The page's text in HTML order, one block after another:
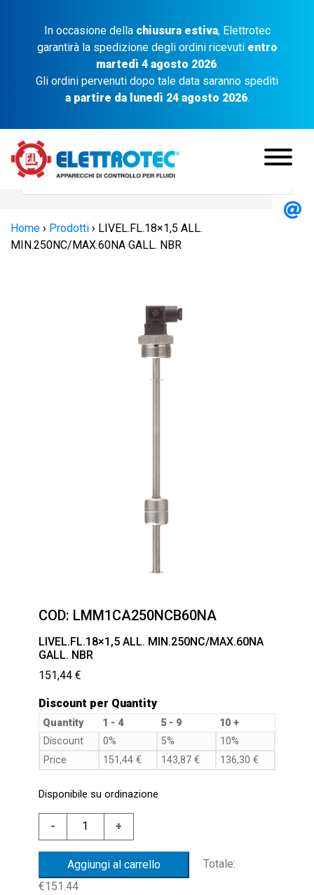
In occasione della chiusura estiva, Elettrotec
garantirà la spedizione degli ordini ricevuti entro
martedì 4 agosto 2026.
Gli ordini pervenuti dopo tale data saranno spediti
a partire da lunedì 24 agosto 2026.
Home › Prodotti › LIVEL.FL.18×1,5 ALL.
MIN.250NC/MAX.60NA GALL. NBR
COD: LMM1CA250NCB60NA
LIVEL.FL.18×1,5 ALL. MIN.250NC/MAX.60NA
GALL. NBR
151,44 €
Discount per Quantity
Quantity 1 - 4 5 - 9
10 +
Discount
0% 5%
10%
Price
151,44 € 143,87 € 136,30 €
Disponibile su ordinazione
-
LIVEL.FL.18x1,5
ALL.
MIN.250NC/MAX.60NA
GALL.
NBR
+
Aggiungi al carrello
Totale:
€151.44